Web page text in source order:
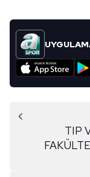
ilgili mevzuata
almak için lütfen
TIP